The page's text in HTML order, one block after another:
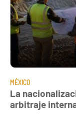
MÉXICO
La
arbitraje